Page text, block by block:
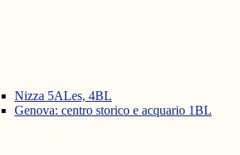
Nizza 5ALes, 4BL
Genova: centro storico e acquario 1BL